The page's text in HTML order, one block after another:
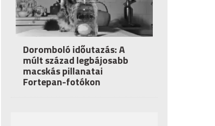
Doromboló időutazás: A
múlt század legbájosabb
macskás pillanatai
Fortepan-fotókon